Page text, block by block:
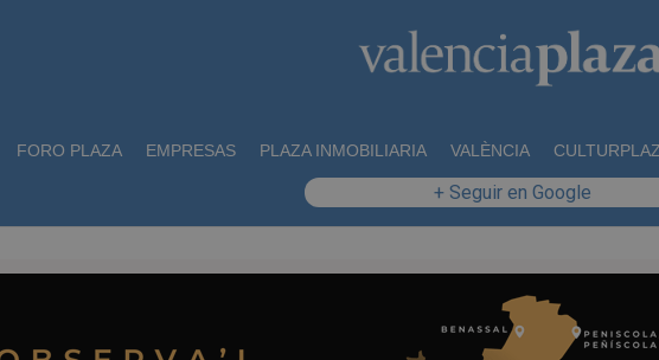
FORO PLAZA EMPRESAS PLAZA INMOBILIARIA VALÈNCIA
+ Seguir en Google